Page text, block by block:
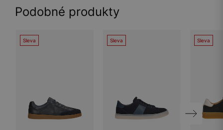
Podobné produkty
Sleva Sleva Sleva